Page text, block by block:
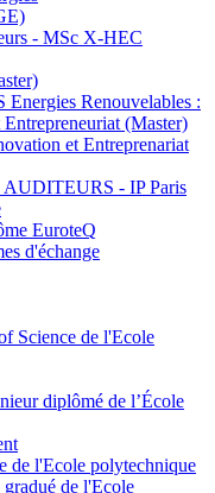
- MSc X-HEC
Renouvelables :
(Master)
et Entreprenariat
- IP Paris
EuroteQ
d'échange
Science de l'Ecole
diplômé de l’École
de l'Ecole polytechnique
de l'Ecole